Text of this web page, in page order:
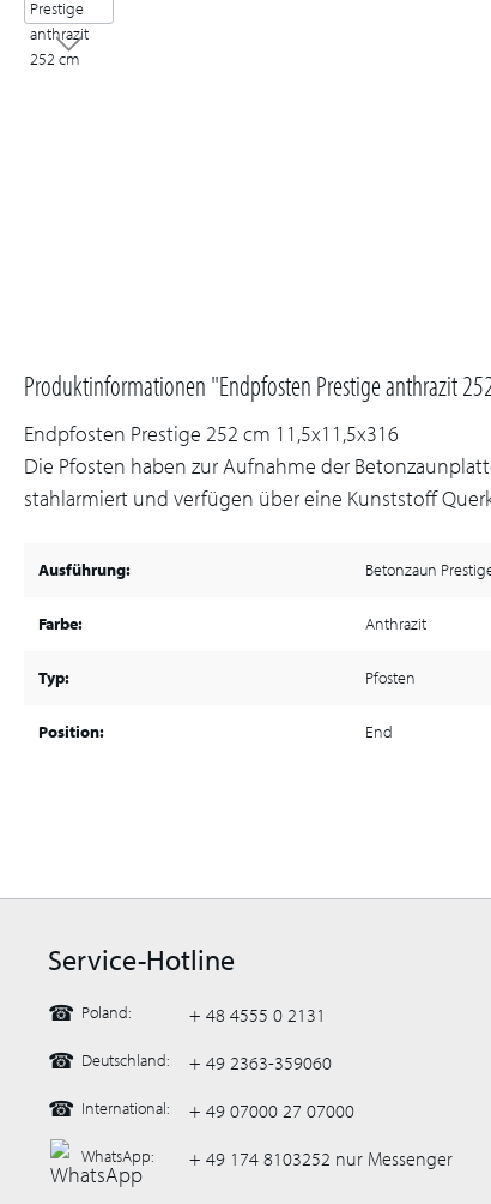
Produktinformationen "Endpfosten Prestige anthrazit
Endpfosten Prestige 252 cm 11,5x11,5x316
Die Pfosten haben zur Aufnahme der
stahlarmiert und verfügen über eine Kunststoff
Ausführung: Betonzaun
Farbe: Anthrazit
Typ: Pfosten
Position: End
Service-Hotline
☎ Poland: + 48 4555 0 2131
☎ Deutschland: + 49 2363-359060
☎ International: + 49 07000 27 07000
WhatsApp: + 49 174 8103252 nur Messenger